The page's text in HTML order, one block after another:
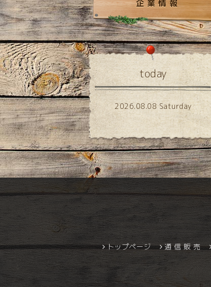
企 業 情 報
today
2026.08.08 Saturday
トップページ 通 信 販 売